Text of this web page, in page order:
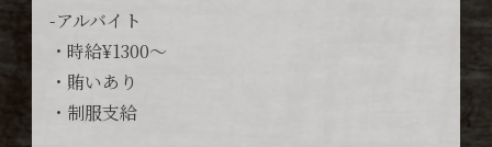
-アルバイト
・時給¥1300〜
・賄いあり
・制服支給